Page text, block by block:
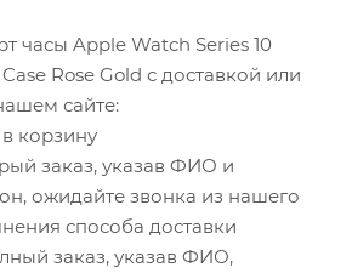
часы Apple Watch Series 10
Rose Gold с доставкой или
сайте:
корзину
заказ, указав ФИО и
ожидайте звонка из нашего
способа доставки
заказ, указав ФИО,